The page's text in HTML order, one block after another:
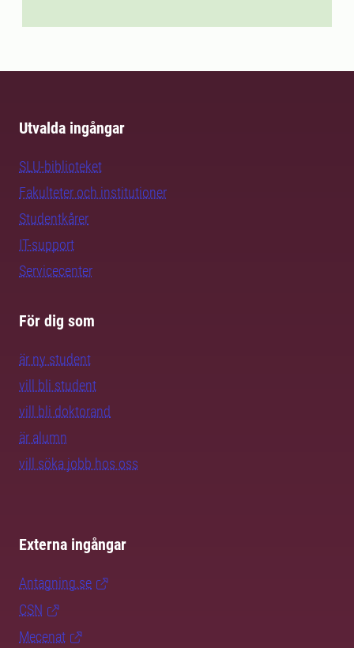
Utvalda ingångar
SLU-biblioteket
Fakulteter och institutioner
Studentkårer
IT-support
Servicecenter
För dig som
är ny student
vill bli student
vill bli doktorand
är alumn
vill söka jobb hos oss
Externa ingångar
Antagning.se
CSN
Mecenat